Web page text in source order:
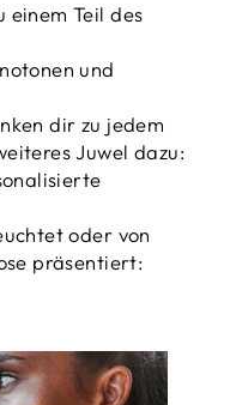
einem Teil des
und
dir zu jedem
Juwel dazu:
oder von
präsentiert: